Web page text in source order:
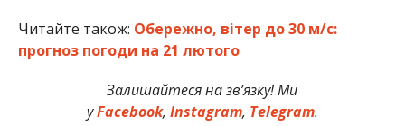
Читайте також: Обережно, вітер до 30 м/с:
прогноз погоди на 21 лютого
Залишайтеся на зв’язку! Ми
уFacebook, Instagram, Telegram.